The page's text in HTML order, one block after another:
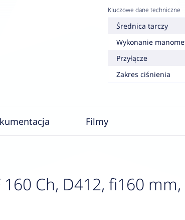
Kluczowe dane techniczne
Średnica tarczy
Wykonanie
Przyłącze
Zakres ciśnienia
Filmy
Ch, D412, fi160 mm,